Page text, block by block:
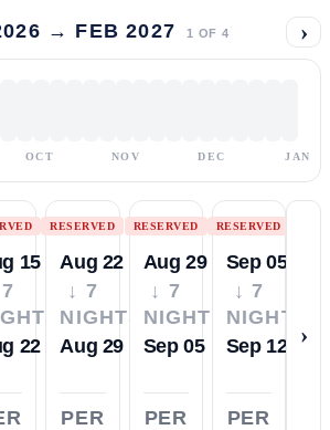
→ FEB 2027 1 OF 4 ›
OCT NOV DEC JAN
15
22
RESERVED
Aug 22
↓ 7
NIGHTS
Aug 29
PER
RESERVED
Aug 29
↓ 7
NIGHTS
Sep 05
PER
RESERVED
Sep 05
↓ 7
NIGHTS
Sep 12
PER
›